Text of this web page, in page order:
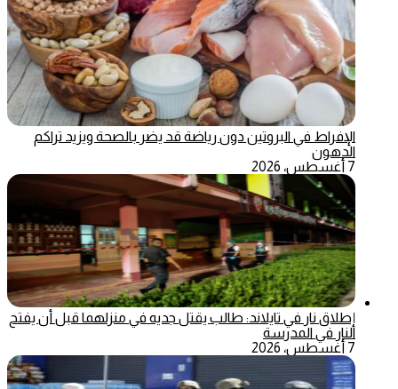
الإفراط في البروتين دون رياضة قد يضر بالصحة ويزيد تراكم
الدهون
7 أغسطس، 2026
إطلاق نار في تايلاند: طالب يقتل جديه في منزلهما قبل أن يفتح
النار في المدرسة
7 أغسطس، 2026